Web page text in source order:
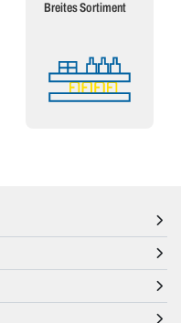
Breites Sortiment